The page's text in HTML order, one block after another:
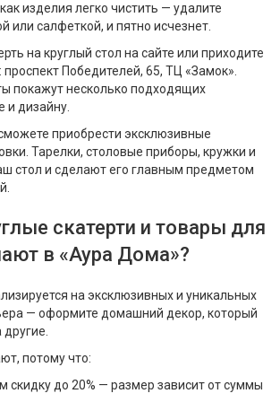
изделия легко чистить — удалите
или салфеткой, и пятно исчезнет.
на круглый стол на сайте или приходите
проспект Победителей, 65, ТЦ «Замок».
покажут несколько подходящих
и дизайну.
приобрести эксклюзивные
Тарелки, столовые приборы, кружки и
стол и сделают его главным предметом
скатерти и товары для
в «Аура Дома»?
на эксклюзивных и уникальных
— оформите домашний декор, который
потому что:
скидку до 20% — размер зависит от суммы